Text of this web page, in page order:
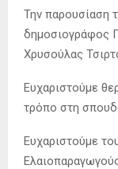
Την παρουσίαση
δημοσιογράφος
Χρυσούλας
Ευχαριστούμε
τρόπο στη
Ευχαριστούμε